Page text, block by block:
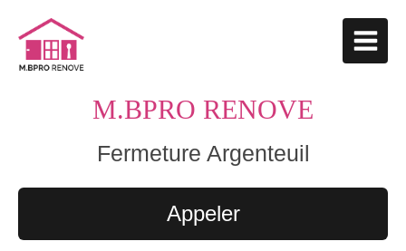
M.BPRO RENOVE
Fermeture Argenteuil
Appeler